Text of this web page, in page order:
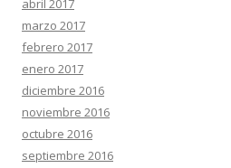
abril 2017
marzo 2017
febrero 2017
enero 2017
diciembre 2016
noviembre 2016
octubre 2016
septiembre 2016